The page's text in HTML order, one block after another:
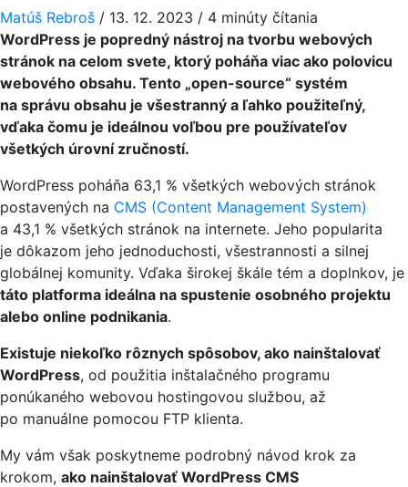
Matúš Rebroš / 13. 12. 2023 / 4 minúty čítania
WordPress je popredný nástroj na tvorbu webových
stránok na celom svete, ktorý poháňa viac ako polovicu
webového obsahu. Tento „open-source“ systém
na správu obsahu je všestranný a ľahko použiteľný,
vďaka čomu je ideálnou voľbou pre používateľov
všetkých úrovní zručností.
WordPress poháňa 63,1 % všetkých webových stránok
postavených na CMS (Content Management System)
a 43,1 % všetkých stránok na internete. Jeho popularita
je dôkazom jeho jednoduchosti, všestrannosti a silnej
globálnej komunity. Vďaka širokej škále tém a doplnkov, je
táto platforma ideálna na spustenie osobného projektu
alebo online podnikania.
Existuje niekoľko rôznych spôsobov, ako nainštalovať
WordPress, od použitia inštalačného programu
ponúkaného webovou hostingovou službou, až
po manuálne pomocou FTP klienta.
My vám však poskytneme podrobný návod krok za
krokom, ako nainštalovať WordPress CMS